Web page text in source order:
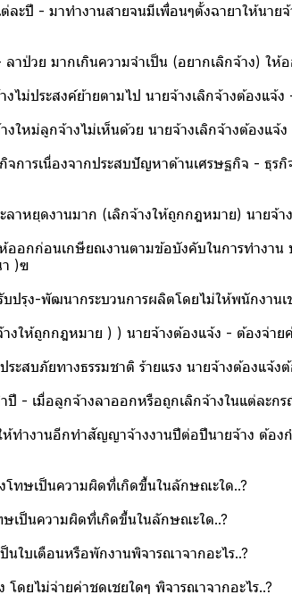
ต่ละปี - มาทำงานสายจนมีเพื่อนๆตั้งฉา
ป่วย มากเกินความจำเป็น (อยากเลิกจ้าง) ให้
ม่ประสงค์ย้ายตามไป นายจ้างเลิกจ้างต้องแจ้ง
หม่ลูกจ้างไม่เห็นด้วย นายจ้างเลิกจ้างต้องแจ้ง
การเนื่องจากประสบปัญหาด้านเศรษฐกิจ - ธุ
หยุดงานมาก (เลิกจ้างให้ถูกกฎหมาย) นายจ้า
อกก่อนเกษียณงานตามข้อบังคับในการทำงา
า )ฃ
ปรุง-พัฒนากระบวนการผลิตโดยไม่ให้พนักงานเ
ให้ถูกกฎหมาย ) ) นายจ้างต้องแจ้ง - ต้องจ่ายค่
สบภัยทางธรรมชาติ ร้ายแรง นายจ้างต้องแจ้งต้
- เมื่อลูกจ้างลาออกหรือถูกเลิกจ้างในแต่ละกร
ห้ทำงานอีกทำสัญญาจ้างงานปีต่อปีนายจ้าง
ทษเป็นความผิดที่เกิดขึ้นในลักษณะใด..?
เป็นความผิดที่เกิดขึ้นในลักษณะใด..?
ใบเตือนหรือพักงานพิจารณาจากอะไร..?
ดยไม่จ่ายค่าชดเชยใดๆ พิจารณาจากอะไร..?